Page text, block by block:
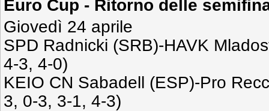
Euro Cup - Ritorno delle
Giovedì 24 aprile
SPD Radnicki (SRB)-HAVK
4-3, 4-0)
KEIO CN Sabadell (ESP)-Pro
3, 0-3, 3-1, 4-3)